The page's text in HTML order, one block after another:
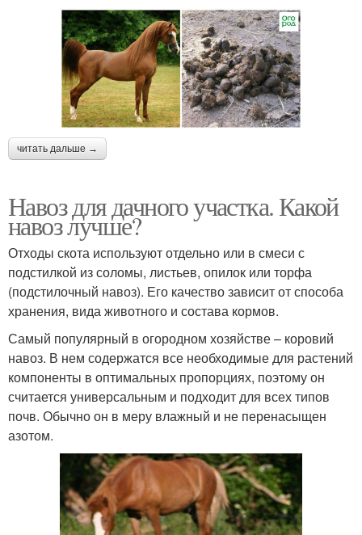
Навоз для внесения Коровий навоз
Навоз для огорода Разница между навозом
читать дальше →
Навоз для дачного участка. Какой
навоз лучше?
Отходы скота используют отдельно или в смеси с
подстилкой из соломы, листьев, опилок или торфа
(подстилочный навоз). Его качество зависит от способа
хранения, вида животного и состава кормов.
Самый популярный в огородном хозяйстве – коровий
навоз. В нем содержатся все необходимые для растений
компоненты в оптимальных пропорциях, поэтому он
считается универсальным и подходит для всех типов
почв. Обычно он в меру влажный и не перенасыщен
азотом.